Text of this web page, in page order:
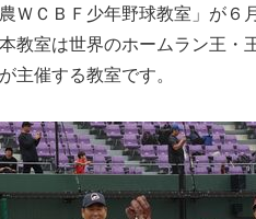
ＣＢＦ少年野球教室」が６
教室は世界のホームラン王・
主催する教室です。